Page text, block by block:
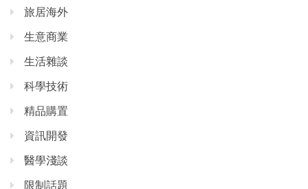
旅居海外
生意商業
生活雜談
科學技術
精品購置
資訊開發
醫學淺談
限制話題